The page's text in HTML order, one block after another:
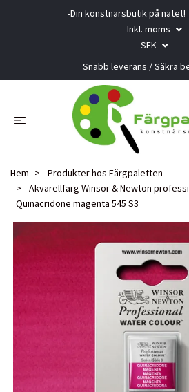
-Din konstnärsbutik på nätet!
Inkl. moms
SEK
Snabb leverans / Säkra
Hem
Produkter hos Färgpaletten
Akvarellfärg Winsor & Newton
Quinacridone magenta 545 S3